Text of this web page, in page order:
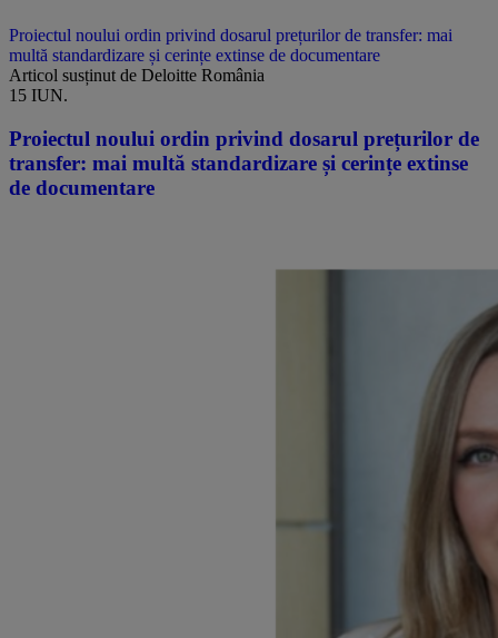
Proiectul noului ordin privind dosarul prețurilor de transfer: mai
multă standardizare și cerințe extinse de documentare
Articol susținut de Deloitte România
15 IUN.
Proiectul noului ordin privind dosarul prețurilor de
transfer: mai multă standardizare și cerințe extinse
de documentare